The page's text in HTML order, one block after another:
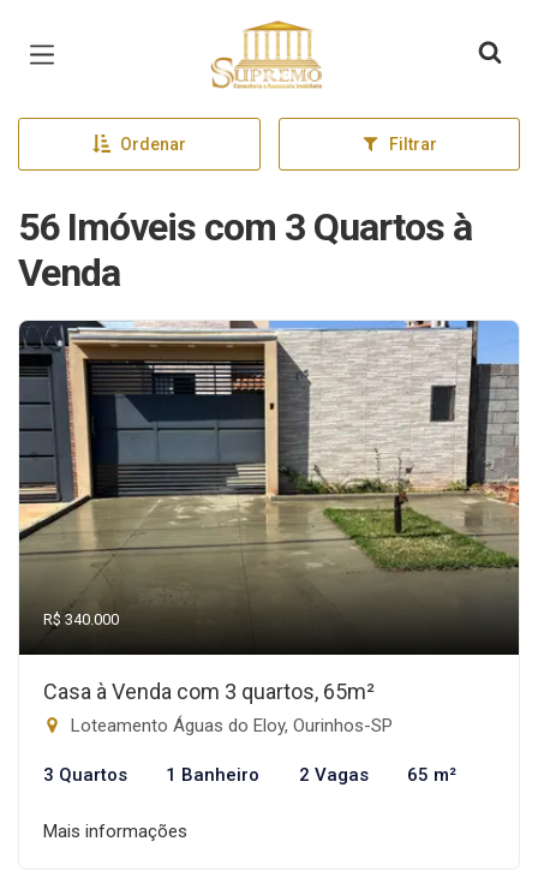
Página inicial
Ordenar Filtrar
56 Imóveis com 3 Quartos à
Venda
R$ 340.000
Casa à Venda com 3 quartos, 65m²
Loteamento Águas do Eloy, Ourinhos-SP
3 Quartos 1 Banheiro 2 Vagas 65 m²
Mais informações